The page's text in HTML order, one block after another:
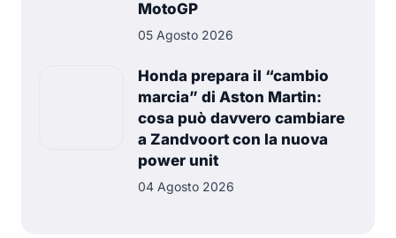
MotoGP
05 Agosto 2026
Honda prepara il “cambio
marcia” di Aston Martin:
cosa può davvero cambiare
a Zandvoort con la nuova
power unit
04 Agosto 2026